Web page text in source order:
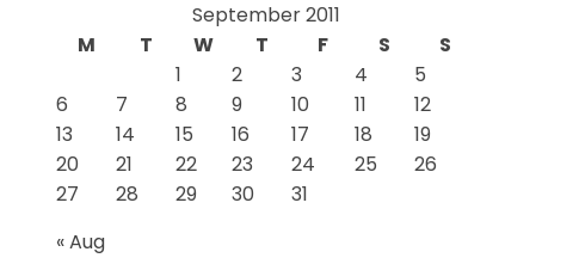
September 2011
M
T W T F S
S
1
2 3 4
5
6
7 8 9 10 11
12
13
14 15 16 17 18
19
20
21 22 23 24 25
26
27
28 29 30
31
« Aug